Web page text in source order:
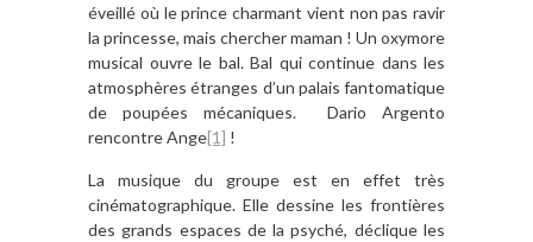
éveillé où le prince charmant vient non pas ravir
la princesse, mais chercher maman ! Un oxymore
musical ouvre le bal. Bal qui continue dans les
atmosphères étranges d’un palais fantomatique
de poupées mécaniques. Dario Argento
rencontre Ange[1] !
La musique du groupe est en effet très
cinématographique. Elle dessine les frontières
des grands espaces de la psyché, déclique les